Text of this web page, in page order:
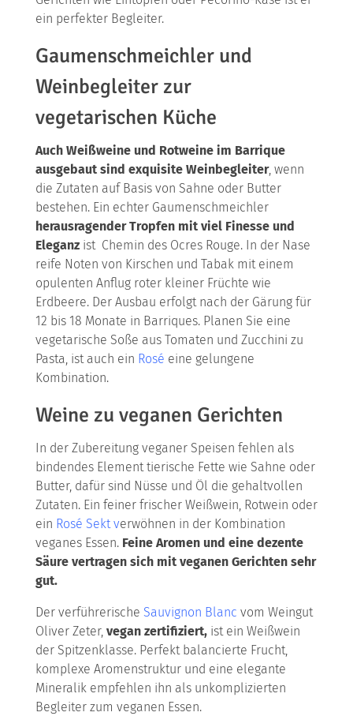
ein perfekter Begleiter.
Gaumenschmeichler und
Weinbegleiter zur
vegetarischen Küche
Auch Weißweine und Rotweine im Barrique
ausgebaut sind exquisite Weinbegleiter, wenn
die Zutaten auf Basis von Sahne oder Butter
bestehen. Ein echter Gaumenschmeichler
herausragender Tropfen mit viel Finesse und
Eleganzist Chemin des Ocres Rouge. In der Nase
reife Noten von Kirschen und Tabak mit einem
opulenten Anflug roter kleiner Früchte wie
Erdbeere. Der Ausbau erfolgt nach der Gärung für
12 bis 18 Monate in Barriques. Planen Sie eine
vegetarische Soße aus Tomaten und Zucchini zu
Pasta, ist auch ein Rosé eine gelungene
Kombination.
Weine zu veganen Gerichten
In der Zubereitung veganer Speisen fehlen als
bindendes Element tierische Fette wie Sahne oder
Butter, dafür sind Nüsse und Öl die gehaltvollen
Zutaten. Ein feiner frischer Weißwein, Rotwein oder
ein Rosé Sektverwöhnen in der Kombination
veganes Essen. Feine Aromen und eine dezente
Säure vertragen sich mit veganen Gerichten sehr
gut.
Der verführerische Sauvignon Blanc vom Weingut
Oliver Zeter, vegan zertifiziert,ist ein Weißwein
der Spitzenklasse. Perfekt balancierte Frucht,
komplexe Aromenstruktur und eine elegante
Mineralik empfehlen ihn als unkomplizierten
Begleiter zum veganen Essen.